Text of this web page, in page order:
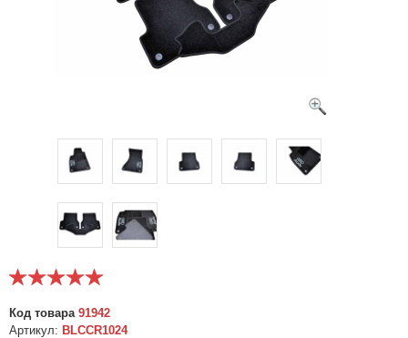
Код товара 91942
Артикул: BLCCR1024